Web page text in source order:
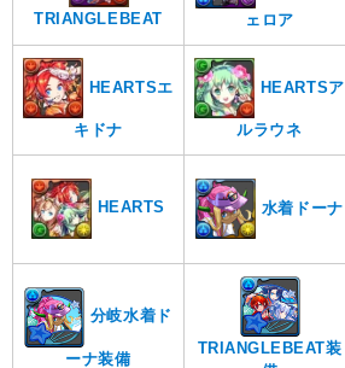
TRIANGLEBEAT ェロア
HEARTSエ
キドナ
HEARTSア
ルラウネ
HEARTS 水着ドーナ
分岐水着ド
ーナ装備
TRIANGLEBEAT装